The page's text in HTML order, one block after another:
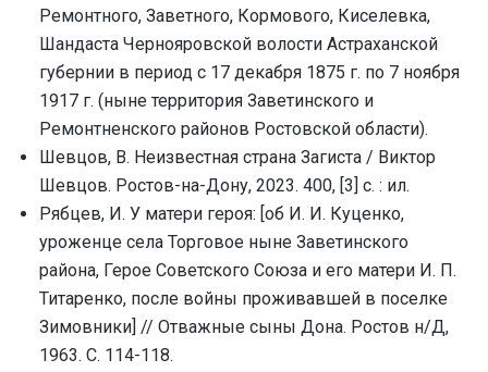
Ремонтного, Заветного, Кормового, Киселевка,
Шандаста Чернояровской волости Астраханской
губернии в период с 17 декабря 1875 г. по 7 ноября
1917 г. (ныне территория Заветинского и
Ремонтненского районов Ростовской области).
Шевцов, В. Неизвестная страна Загиста / Виктор
Шевцов. Ростов-на-Дону, 2023. 400, [3] с. : ил.
Рябцев, И. У матери героя: [об И. И. Куценко,
уроженце села Торговое ныне Заветинского
района, Герое Советского Союза и его матери И. П.
Титаренко, после войны проживавшей в поселке
Зимовники] // Отважные сыны Дона. Ростов н/Д,
1963. С. 114-118.